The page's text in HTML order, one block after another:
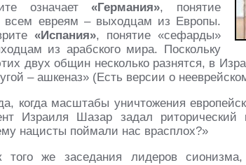
означает«Германия», понятие
всем евреям – выходцам из Европы.
«Испания», понятие «сефарды»
из арабского мира. Поскольку
двух общин несколько разнятся, в
– ашкеназ» (Есть версии о
когда масштабы уничтожения
Израиля Шазар задал
нацисты поймали нас врасплох?»
того же заседания лидеров